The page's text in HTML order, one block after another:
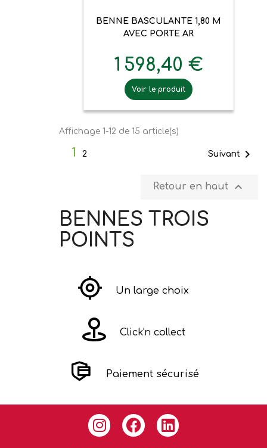
BENNE BASCULANTE 1,80 M
AVEC PORTE AR
1 598,40 €
Voir le produit
Affichage 1-12 de 15 article(s)
1 2 Suivant
Retour en haut 
BENNES TROIS
POINTS
Un large choix
Click'n collect
Paiement sécurisé